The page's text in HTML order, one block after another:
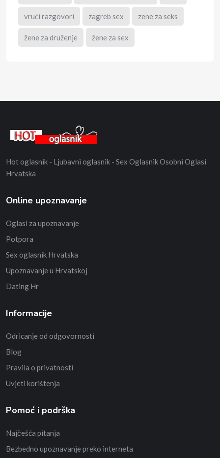
vrući razgovori zagreb sex zene za seks
žene za druženje žene za sex
Hot oglasnik - Ljubavni oglasnik - Sex Oglasnik Osobni Oglasi
Hrvatska
Online upoznavanje
Oglasi za upoznavanje
Potpora
Sex oglasnik Hrvatska
Upoznavanje u Hrvatskoj
Dating Hr
Informacije
Odricanje od odgovornosti
Blog
Pravila o privatnosti
Uvjeti korištenja
Pomoć i podrška
Najčešća pitanja
Bezbedno upoznavanje preko interneta